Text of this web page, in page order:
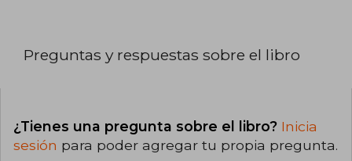
Preguntas y respuestas sobre el libro
¿Tienes una pregunta sobre el libro? Inicia
sesión para poder agregar tu propia pregunta.